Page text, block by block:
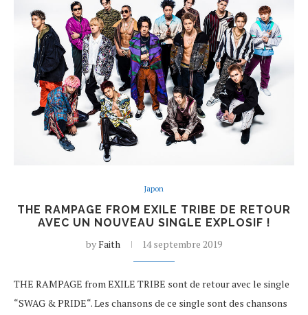
Japon
THE RAMPAGE FROM EXILE TRIBE DE RETOUR
AVEC UN NOUVEAU SINGLE EXPLOSIF !
byFaith 14 septembre 2019
THE RAMPAGE from EXILE TRIBE sont de retour avec le single
“SWAG & PRIDE“. Les chansons de ce single sont des chansons